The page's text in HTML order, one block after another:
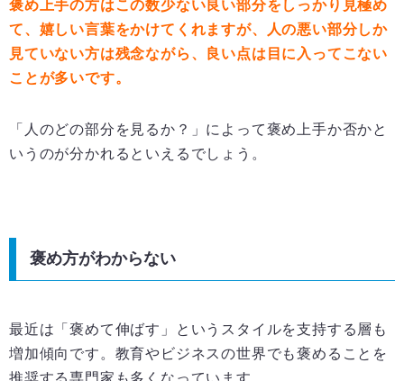
褒め上手の方はこの数少ない良い部分をしっかり見極め
て、嬉しい言葉をかけてくれますが、人の悪い部分しか
見ていない方は残念ながら、良い点は目に入ってこない
ことが多いです。
「人のどの部分を見るか？」によって褒め上手か否かと
いうのが分かれるといえるでしょう。
褒め方がわからない
最近は「褒めて伸ばす」というスタイルを支持する層も
増加傾向です。教育やビジネスの世界でも褒めることを
推奨する専門家も多くなっています。